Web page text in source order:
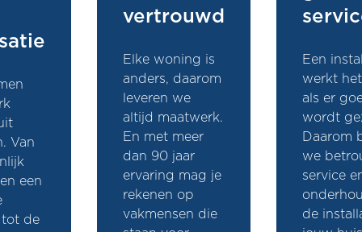
Van
een
de
vertrouwd
Elke woning is
anders, daarom
leveren we
altijd maatwerk.
En met meer
dan 90 jaar
ervaring mag je
rekenen op
vakmensen die
Een
werkt
als er
wordt
Daarom
we
service
de